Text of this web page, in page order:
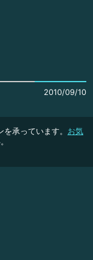
2010/09/10
承っています。 お気